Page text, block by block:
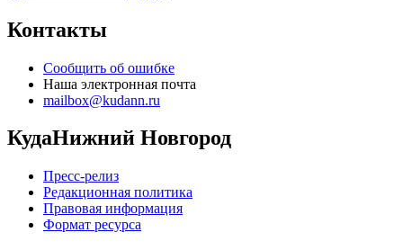
Контакты
Сообщить об ошибке
Наша электронная почта
mailbox@kudann.ru
КудаНижний Новгород
Пресс-релиз
Редакционная политика
Правовая информация
Формат ресурса